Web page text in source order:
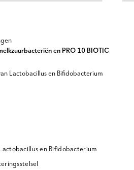
en PRO 10 BIOTIC
Lactobacillus en Bifidobacterium
en Bifidobacterium